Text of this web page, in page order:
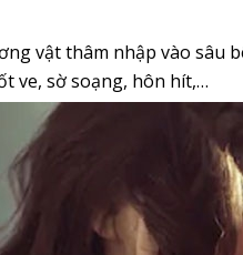
vật thâm nhập vào sâu
ve, sờ soạng, hôn hít,…